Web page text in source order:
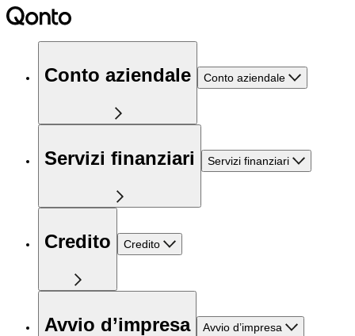
Conto aziendale Conto aziendale
Servizi finanziari Servizi finanziari
Credito Credito
Avvio d’impresa Avvio d’impresa